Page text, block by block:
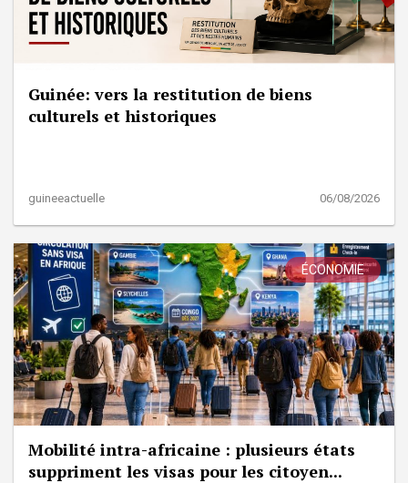
Guinée: vers la restitution de biens
culturels et historiques
guineeactuelle 06/08/2026
ÉCONOMIE
Mobilité intra-africaine : plusieurs états
suppriment les visas pour les citoyen...